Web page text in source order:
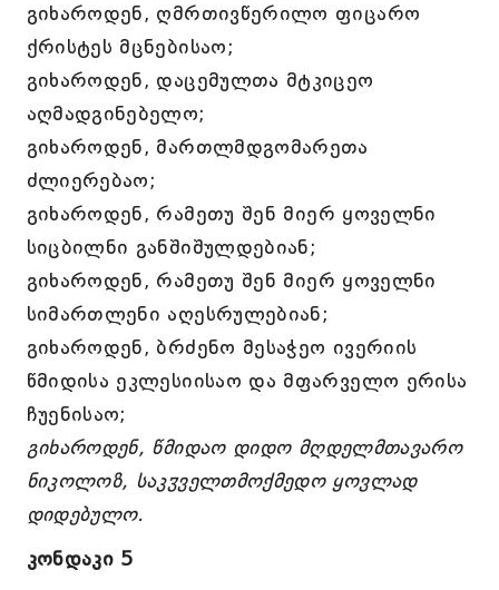
გიხაროდენ, ღმრთივწერილო ფიცარო
ქრისტეს მცნებისაო;
გიხაროდენ, დაცემულთა მტკიცეო
აღმადგინებელო;
გიხაროდენ, მართლმდგომარეთა
ძლიერებაო;
გიხაროდენ, რამეთუ შენ მიერ ყოველნი
სიცბილნი განშიშულდებიან;
გიხაროდენ, რამეთუ შენ მიერ ყოველნი
სიმართლენი აღესრულებიან;
გიხაროდენ, ბრძენო მესაჭეო ივერიის
წმიდისა ეკლესიისაო და მფარველო ერისა
ჩუენისაო;
გიხაროდენ, წმიდაო დიდო მღდელმთავარო
ნიკოლოზ, საკჳველთმოქმედო ყოვლად
დიდებულო.
კონდაკი 5